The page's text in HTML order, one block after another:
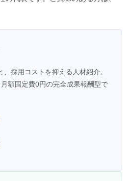
採用コストを抑える人材紹介。
額固定費0円の完全成果報酬型で